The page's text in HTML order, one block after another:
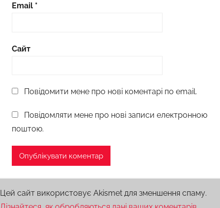
Email *
Сайт
Повідомити мене про нові коментарі по email.
Повідомляти мене про нові записи електронною
поштою.
Цей сайт використовує Akismet для зменшення спаму.